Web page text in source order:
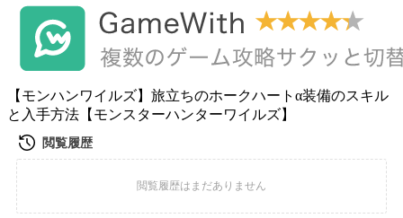
【モンハンワイルズ】旅立ちのホークハートα装備のスキル
と入手方法【モンスターハンターワイルズ】